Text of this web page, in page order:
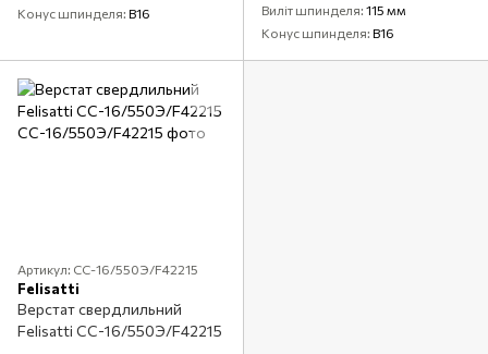
Конус шпинделя B16
Виліт шпинделя 115 мм
Конус шпинделя B16
Артикул: СС-16/550Э/F42215
Felisatti
Верстат свердлильний
Felisatti СС-16/550Э/F42215